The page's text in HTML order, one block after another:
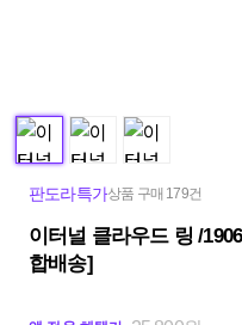
판도라특가상품 구매 179건
이터널 클라우드 링 /
합배송]